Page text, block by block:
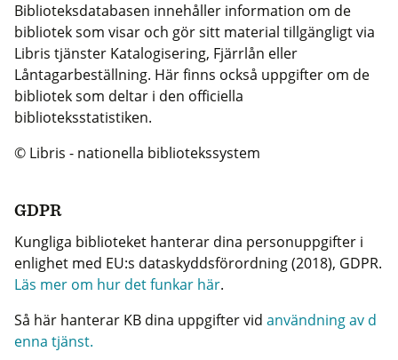
Biblioteksdatabasen innehåller information om de
bibliotek som visar och gör sitt material tillgängligt via
Libris tjänster Katalogisering, Fjärrlån eller
Låntagarbeställning. Här finns också uppgifter om de
bibliotek som deltar i den officiella
biblioteksstatistiken.
© Libris - nationella bibliotekssystem
GDPR
Kungliga biblioteket hanterar dina personuppgifter i
enlighet med EU:s dataskyddsförordning (2018), GDPR.
Läs mer om hur det funkar här.
Så här hanterar KB dina uppgifter vid användning av d
enna tjänst.